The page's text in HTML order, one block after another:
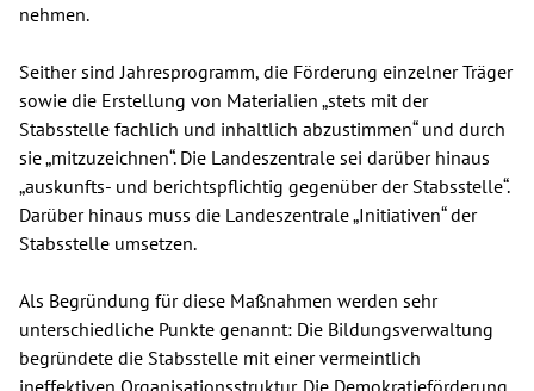
nehmen.
Seither sind Jahresprogramm, die Förderung einzelner Träger
sowie die Erstellung von Materialien „stets mit der
Stabsstelle fachlich und inhaltlich abzustimmen“ und durch
sie „mitzuzeichnen“. Die Landeszentrale sei darüber hinaus
„auskunfts- und berichtspflichtig gegenüber der Stabsstelle“.
Darüber hinaus muss die Landeszentrale „Initiativen“ der
Stabsstelle umsetzen.
Als Begründung für diese Maßnahmen werden sehr
unterschiedliche Punkte genannt: Die Bildungsverwaltung
begründete die Stabsstelle mit einer vermeintlich
ineffektiven Organisationsstruktur. Die Demokratieförderung,